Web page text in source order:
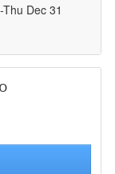
Dec 31